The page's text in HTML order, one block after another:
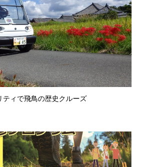
ティで飛鳥の歴史クルーズ